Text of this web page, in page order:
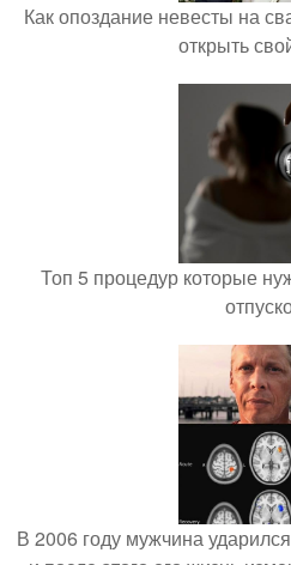
Как опоздание невесты на
открыть
Топ 5 процедур которые
В 2006 году мужчина